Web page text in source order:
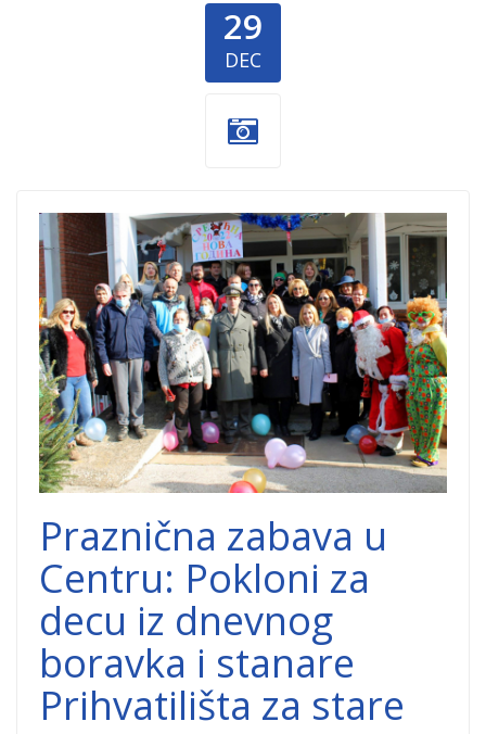
29
DEC
Centar-1.jpg
Praznična zabava u
Centru: Pokloni za
decu iz dnevnog
boravka i stanare
Prihvatilišta za stare